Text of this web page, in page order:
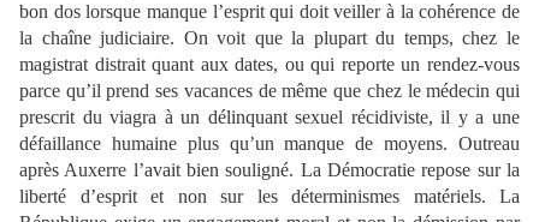
bon dos lorsque manque l’esprit qui doit veiller à la cohérence de
la chaîne judiciaire. On voit que la plupart du temps, chez le
magistrat distrait quant aux dates, ou qui reporte un rendez-vous
parce qu’il prend ses vacances de même que chez le médecin qui
prescrit du viagra à un délinquant sexuel récidiviste, il y a une
défaillance humaine plus qu’un manque de moyens. Outreau
après Auxerre l’avait bien souligné. La Démocratie repose sur la
liberté d’esprit et non sur les déterminismes matériels. La